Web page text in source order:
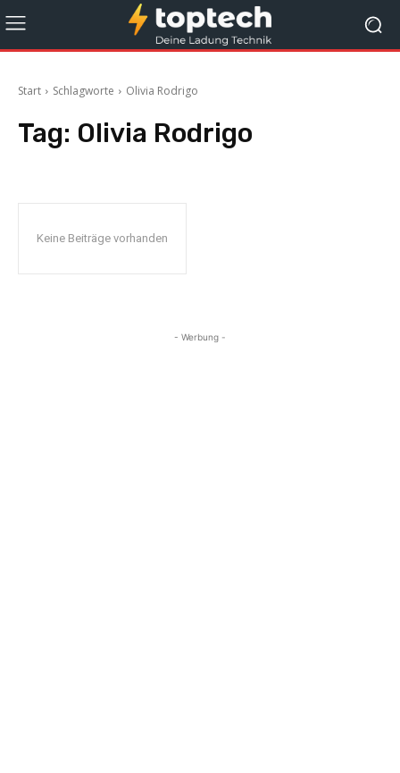
Start Schlagworte Olivia Rodrigo
Tag: Olivia Rodrigo
Keine Beiträge vorhanden
- Werbung -